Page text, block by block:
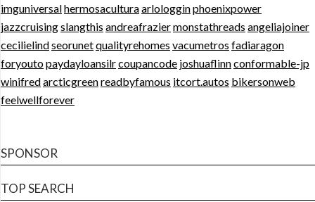
imguniversalhermosaculturaarlologginphoenixpower
jazzcruisingslangthis andreafraziermonstathreads angeliajoiner
cecilielindseorunetqualityrehomes vacumetros fadiaragon
foryoutopaydayloansilrcoupancode joshuaflinnconformable-jp
winifredarcticgreenreadbyfamous itcort.autos bikersonweb
feelwellforever
SPONSOR
TOP SEARCH